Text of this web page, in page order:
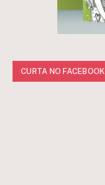
CURTA NO FACEBOOK